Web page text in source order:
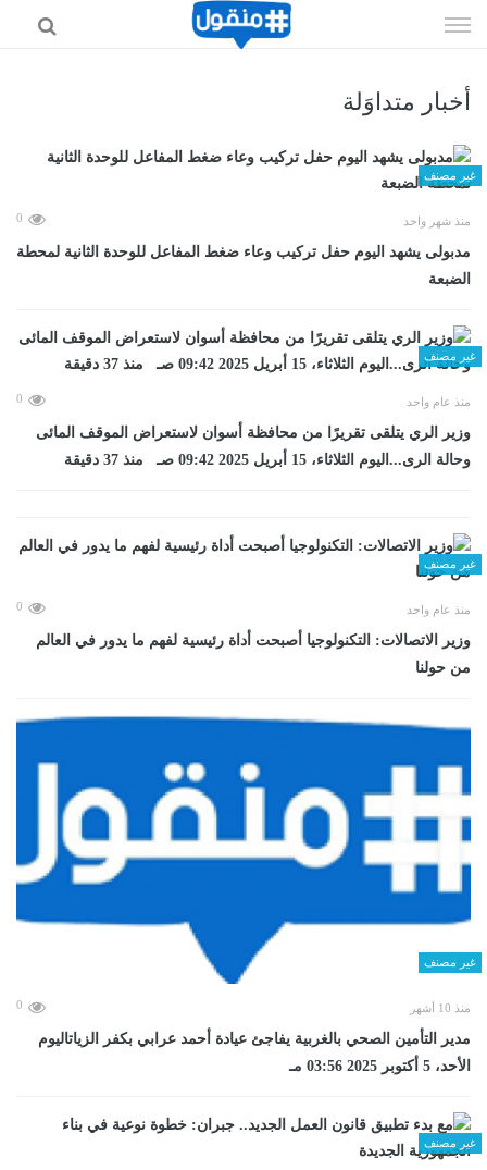
الى
أخبار متداوَلة
غير مصنف
منذ شهر واحد 0
مدبولى يشهد اليوم حفل تركيب وعاء ضغط المفاعل للوحدة الثانية لمحطة
الضبعة
غير مصنف
منذ عام واحد 0
وزير الري يتلقى تقريرًا من محافظة أسوان لاستعراض الموقف المائى
وحالة الرى...اليوم الثلاثاء، 15 أبريل 2025 09:42 صـ منذ 37 دقيقة
غير مصنف
منذ عام واحد 0
وزير الاتصالات: التكنولوجيا أصبحت أداة رئيسية لفهم ما يدور في العالم
من حولنا
غير مصنف
منذ 10 أشهر 0
مدير التأمين الصحي بالغربية يفاجئ عيادة أحمد عرابي بكفر الزياتاليوم
الأحد، 5 أكتوبر 2025 03:56 مـ
غير مصنف